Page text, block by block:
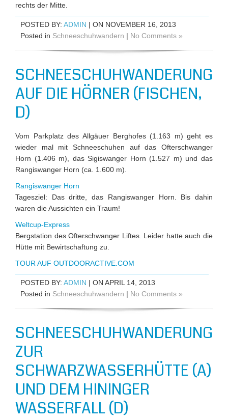
rechts der Mitte.
POSTED BY: ADMIN | ON NOVEMBER 16, 2013
Posted in Schneeschuhwandern | No Comments »
SCHNEESCHUHWANDERUNG
AUF DIE HÖRNER (FISCHEN,
D)
Vom Parkplatz des Allgäuer Berghofes (1.163 m) geht es
wieder mal mit Schneeschuhen auf das Ofterschwanger
Horn (1.406 m), das Sigiswanger Horn (1.527 m) und das
Rangiswanger Horn (ca. 1.600 m).
Rangiswanger Horn
Tagesziel: Das dritte, das Rangiswanger Horn. Bis dahin
waren die Aussichten ein Traum!
Weltcup-Express
Bergstation des Ofterschwanger Liftes. Leider hatte auch die
Hütte mit Bewirtschaftung zu.
TOUR AUF OUTDOORACTIVE.COM
POSTED BY: ADMIN | ON APRIL 14, 2013
Posted in Schneeschuhwandern | No Comments »
SCHNEESCHUHWANDERUNG
ZUR
SCHWARZWASSERHÜTTE (A)
UND DEM HININGER
WASSERFALL (D)